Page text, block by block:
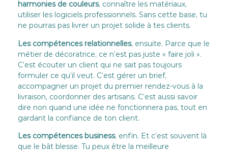
harmonies de couleurs, connaître les matériaux,
utiliser les logiciels professionnels. Sans cette base, tu
ne pourras pas livrer un projet solide à tes clients.
Les compétences relationnelles, ensuite. Parce que le
métier de décoratrice, ce n’est pas juste « faire joli ».
C’est écouter un client qui ne sait pas toujours
formuler ce qu’il veut. C’est gérer un brief,
accompagner un projet du premier rendez-vous à la
livraison, coordonner des artisans. C’est aussi savoir
dire non quand une idée ne fonctionnera pas, tout en
gardant la confiance de ton client.
Les compétences business, enfin. Et c’est souvent là
que le bât blesse. Tu peux être la meilleure